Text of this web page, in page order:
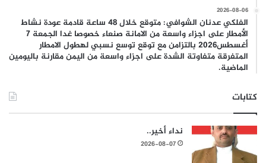
2026-08-06
الفلكي عدنان الشوافي: متوقع خلال 48 ساعة قادمة عودة نشاط
الأمطار على اجزاء واسعة من الامانة صنعاء خصوصا غدا الجمعة 7
أغسطس2026 بالتزامن مع توقع توسع نسبي لهطول الامطار
المتفرقة متفاوتة الشدة على اجزاء واسعة من اليمن مقارنة باليومين
الماضية.
كتابات
نداء أخير..
2026-08-07